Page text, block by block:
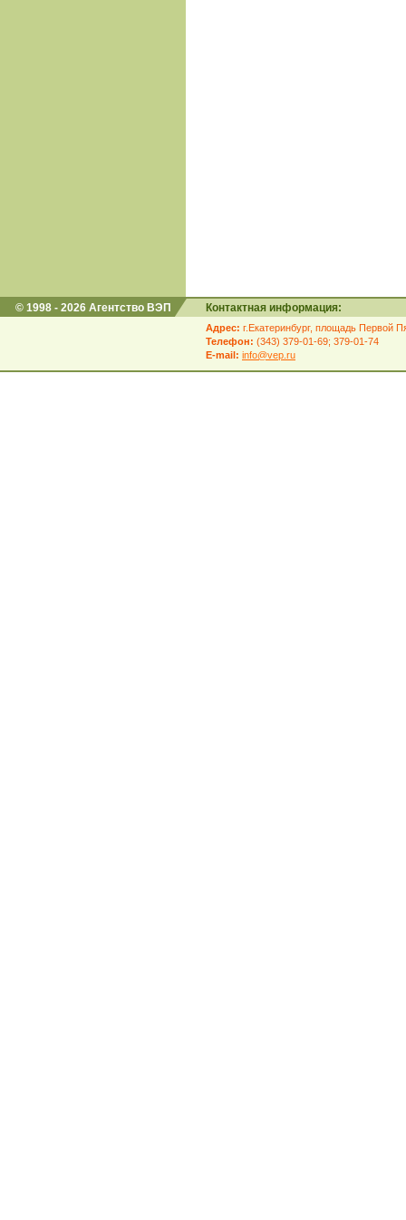
© 1998 - 2026 Агентство ВЭП Контактная информация:
Адрес: г.Екатеринбург, площадь Первой
Телефон: (343) 379-01-69; 379-01-74
E-mail: info@vep.ru